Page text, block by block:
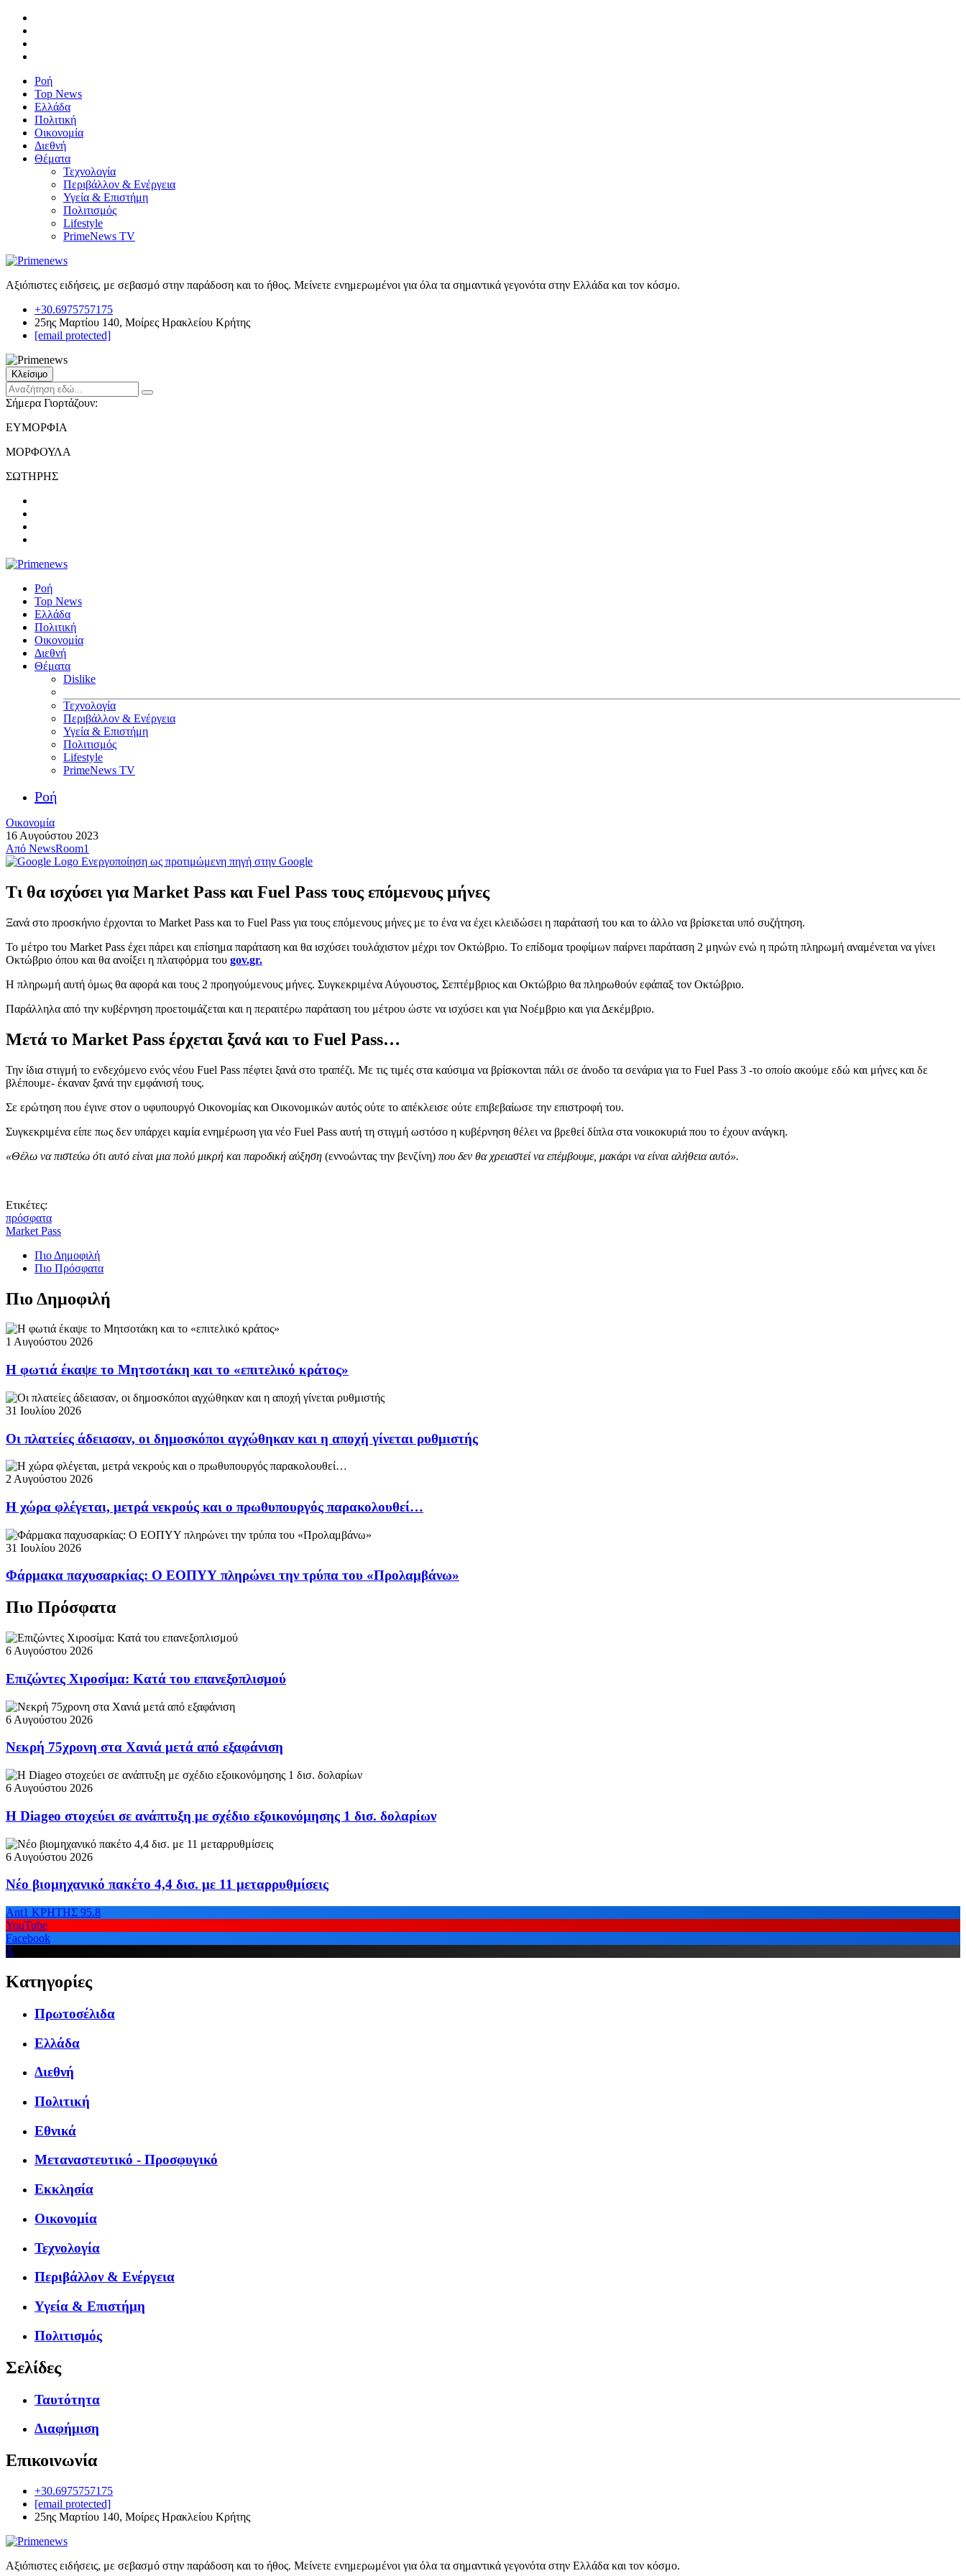
Ροή
Top News
Ελλάδα
Πολιτική
Οικονομία
Διεθνή
Θέματα
Τεχνολογία
Περιβάλλον & Ενέργεια
Υγεία & Επιστήμη
Πολιτισμός
Lifestyle
PrimeNews TV
Αξιόπιστες ειδήσεις, με σεβασμό στην παράδοση και το ήθος. Μείνετε ενημερωμένοι για όλα τα σημαντικά γεγονότα στην Ελλάδα και τον κόσμο.
+30.6975757175
25ης Μαρτίου 140, Μοίρες Ηρακλείου Κρήτης
[email protected]
Κλείσιμο
Σήμερα Γιορτάζουν:
ΕΥΜΟΡΦΙΑ
ΜΟΡΦΟΥΛΑ
ΣΩΤΗΡΗΣ
Ροή
Top News
Ελλάδα
Πολιτική
Οικονομία
Διεθνή
Θέματα
Dislike
Τεχνολογία
Περιβάλλον & Ενέργεια
Υγεία & Επιστήμη
Πολιτισμός
Lifestyle
PrimeNews TV
Ροή
Οικονομία
16 Αυγούστου 2023
Από NewsRoom1
Ενεργοποίηση ως προτιμώμενη πηγή στην Google
Τι θα ισχύσει για Market Pass και Fuel Pass τους επόμενους μήνες
Ξανά στο προσκήνιο έρχονται το Market Pass και το Fuel Pass για τους επόμενους μήνες με το ένα να έχει κλειδώσει η παράτασή του και το άλλο να βρίσκεται υπό συζήτηση.
Το μέτρο του Market Pass έχει πάρει και επίσημα παράταση και θα ισχύσει τουλάχιστον μέχρι τον Οκτώβριο. Το επίδομα τροφίμων παίρνει παράταση 2 μηνών ενώ η πρώτη πληρωμή αναμένεται να γίνει
Οκτώβριο όπου και θα ανοίξει η πλατφόρμα του gov.gr.
Η πληρωμή αυτή όμως θα αφορά και τους 2 προηγούμενους μήνες. Συγκεκριμένα Αύγουστος, Σεπτέμβριος και Οκτώβριο θα πληρωθούν εφάπαξ τον Οκτώβριο.
Παράλληλα από την κυβέρνηση προετοιμάζεται και η περαιτέρω παράταση του μέτρου ώστε να ισχύσει και για Νοέμβριο και για Δεκέμβριο.
Μετά το Market Pass έρχεται ξανά και το Fuel Pass…
Την ίδια στιγμή το ενδεχόμενο ενός νέου Fuel Pass πέφτει ξανά στο τραπέζι. Με τις τιμές στα καύσιμα να βρίσκονται πάλι σε άνοδο τα σενάρια για το Fuel Pass 3 -το οποίο ακούμε εδώ και μήνες και δε
βλέπουμε- έκαναν ξανά την εμφάνισή τους.
Σε ερώτηση που έγινε στον ο υφυπουργό Οικονομίας και Οικονομικών αυτός ούτε το απέκλεισε ούτε επιβεβαίωσε την επιστροφή του.
Συγκεκριμένα είπε πως δεν υπάρχει καμία ενημέρωση για νέο Fuel Pass αυτή τη στιγμή ωστόσο η κυβέρνηση θέλει να βρεθεί δίπλα στα νοικοκυριά που το έχουν ανάγκη.
«Θέλω να πιστεύω ότι αυτό είναι μια πολύ μικρή και παροδική αύξηση (εννοώντας την βενζίνη) που δεν θα χρειαστεί να επέμβουμε, μακάρι να είναι αλήθεια αυτό».
Ετικέτες:
πρόσφατα
Market Pass
Πιο Δημοφιλή
Πιο Πρόσφατα
Πιο Δημοφιλή
1 Αυγούστου 2026
Η φωτιά έκαψε το Μητσοτάκη και το «επιτελικό κράτος»
31 Ιουλίου 2026
Οι πλατείες άδειασαν, οι δημοσκόποι αγχώθηκαν και η αποχή γίνεται ρυθμιστής
2 Αυγούστου 2026
Η χώρα φλέγεται, μετρά νεκρούς και ο πρωθυπουργός παρακολουθεί…
31 Ιουλίου 2026
Φάρμακα παχυσαρκίας: Ο ΕΟΠΥΥ πληρώνει την τρύπα του «Προλαμβάνω»
Πιο Πρόσφατα
6 Αυγούστου 2026
Επιζώντες Χιροσίμα: Κατά του επανεξοπλισμού
6 Αυγούστου 2026
Νεκρή 75χρονη στα Χανιά μετά από εξαφάνιση
6 Αυγούστου 2026
Η Diageo στοχεύει σε ανάπτυξη με σχέδιο εξοικονόμησης 1 δισ. δολαρίων
6 Αυγούστου 2026
Νέο βιομηχανικό πακέτο 4,4 δισ. με 11 μεταρρυθμίσεις
Ant1 ΚΡΗΤΗΣ 95.8
YouTube
Facebook
X
Κατηγορίες
Πρωτοσέλιδα
Ελλάδα
Διεθνή
Πολιτική
Εθνικά
Μεταναστευτικό - Προσφυγικό
Εκκλησία
Οικονομία
Τεχνολογία
Περιβάλλον & Ενέργεια
Υγεία & Επιστήμη
Πολιτισμός
Σελίδες
Ταυτότητα
Διαφήμιση
Επικοινωνία
+30.6975757175
[email protected]
25ης Μαρτίου 140, Μοίρες Ηρακλείου Κρήτης
Αξιόπιστες ειδήσεις, με σεβασμό στην παράδοση και το ήθος. Μείνετε ενημερωμένοι για όλα τα σημαντικά γεγονότα στην Ελλάδα και τον κόσμο.